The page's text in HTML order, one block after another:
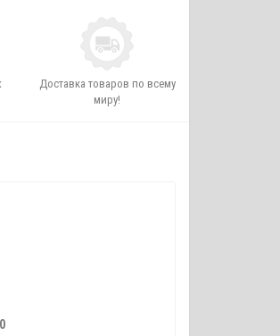
Доставка товаров по всему
миру!